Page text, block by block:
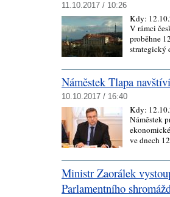
11.10.2017 / 10:26
Kdy:
V rámci
proběhne
strategický
Náměstek Tlapa
10.10.2017 / 16:40
Kdy:
Náměstek
ve dnech
Ministr Zaorálek
Parlamentního